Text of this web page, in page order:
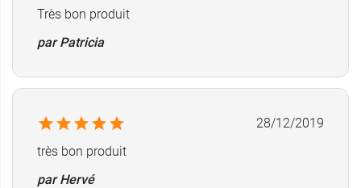
Très bon produit
par Patricia
28/12/2019
très bon produit
par Hervé